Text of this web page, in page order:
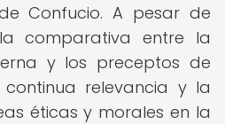
Confucio. A pesar de
comparativa entre la
y los preceptos de
relevancia y la
éticas y morales en la